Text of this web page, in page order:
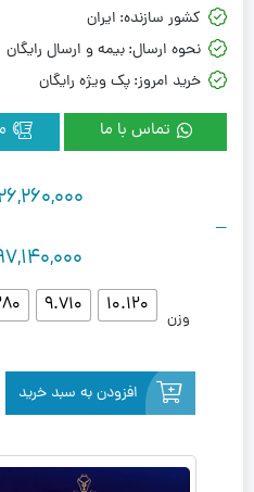
کشور سازنده: ایران
نحوه ارسال:بیمه و ارسال رایگان
خرید امروز:پک ویژه رایگان
تماس با ما
–
وزن
10.120
9.710
افزودن به سبد خرید